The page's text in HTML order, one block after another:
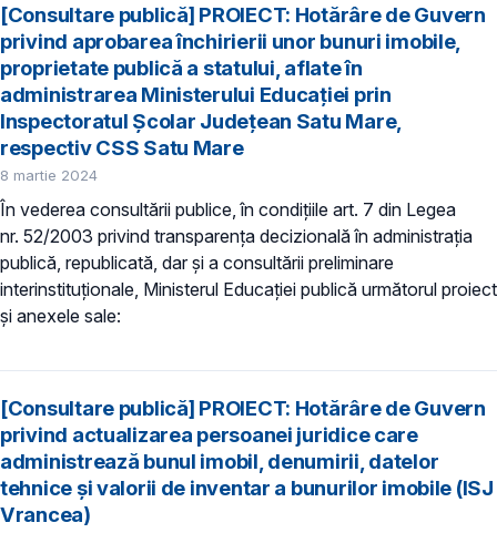
[Consultare publică] PROIECT: Hotărâre de Guvern
privind aprobarea închirierii unor bunuri imobile,
proprietate publică a statului, aflate în
administrarea Ministerului Educației prin
Inspectoratul Școlar Județean Satu Mare,
respectiv CSS Satu Mare
8 martie 2024
În vederea consultării publice, în condiţiile art. 7 din Legea
nr. 52/2003 privind transparenţa decizională în administraţia
publică, republicată, dar și a consultării preliminare
interinstituționale, Ministerul Educaţiei publică următorul proiect
și anexele sale:
[Consultare publică] PROIECT: Hotărâre de Guvern
privind actualizarea persoanei juridice care
administrează bunul imobil, denumirii, datelor
tehnice și valorii de inventar a bunurilor imobile (ISJ
Vrancea)